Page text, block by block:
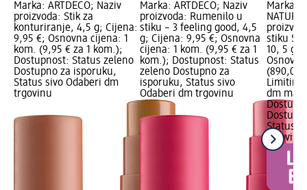
Marka: ARTDECO; Naziv
proizvoda: Stik za
konturiranje, 4,5 g; Cijena:
9,95 €; Osnovna cijena: 1
kom. (9,95 € za 1 kom.);
Dostupnost: Status zeleno
Dostupno za isporuku,
Status sivo Odaberi dm
trgovinu
Marka: ARTDECO; Naziv
proizvoda: Rumenilo u
stiku – 3 feeling good, 4,5
g; Cijena: 9,95 €; Osnovna
cijena: 1 kom. (9,95 € za 1
kom.); Dostupnost: Status
zeleno Dostupno za
isporuku, Status sivo
Odaberi dm trgovinu
Marka:
stiku
10, 5 g;
(890,00
dm
Status
trgovinu